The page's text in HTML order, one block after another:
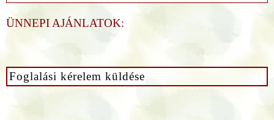
ÜNNEPI AJÁNLATOK:
Foglalási kérelem küldése